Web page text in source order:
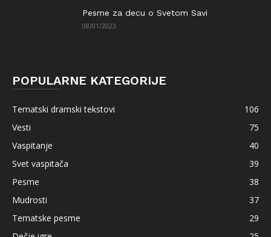
Pesme za decu o Svetom Savi
08/01/2023
POPULARNE KATEGORIJE
Tematski dramski tekstovi
106
Vesti
75
Vaspitanje
40
Svet vaspitača
39
Pesme
38
Mudrosti
37
Tematske pesme
29